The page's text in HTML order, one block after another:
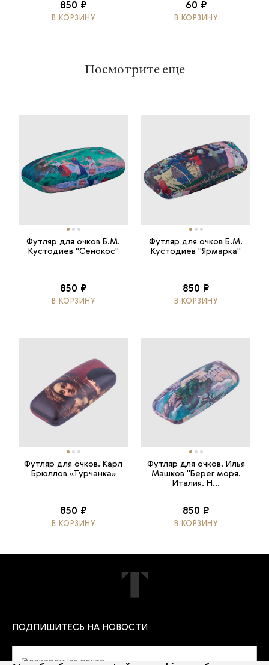
850 ₽
В КОРЗИНУ
60 ₽
В КОРЗИНУ
Посмотрите еще
Футляр для очков Б.М.
Кустодиев "Сенокос"
850 ₽
В КОРЗИНУ
Футляр для очков Б.М.
Кустодиев "Ярмарка"
850 ₽
В КОРЗИНУ
Футляр для очков. Карл
Брюллов «Турчанка»
850 ₽
В КОРЗИНУ
Футляр для очков. Илья
Машков "Берег моря.
Италия. Н...
850 ₽
В КОРЗИНУ
ПОДПИШИТЕСЬ НА НОВОСТИ